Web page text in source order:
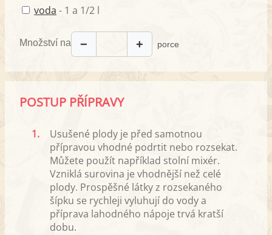
voda - 1 a 1/2 l
Množství na − + porce
POSTUP PŘÍPRAVY
1.
Usušené plody je před samotnou
přípravou vhodné podrtit nebo rozsekat.
Můžete použít například stolní mixér.
Vzniklá surovina je vhodnější než celé
plody. Prospěšné látky z rozsekaného
šípku se rychleji vyluhují do vody a
příprava lahodného nápoje trvá kratší
dobu.